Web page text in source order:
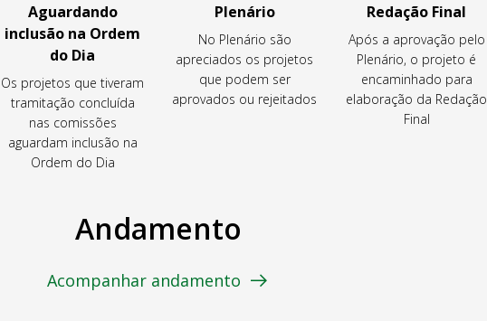
Aguardando
inclusão na Ordem
do Dia
Os projetos que tiveram
tramitação concluída
nas comissões
aguardam inclusão na
Ordem do Dia
Plenário
No Plenário são
apreciados os projetos
que podem ser
aprovados ou rejeitados
Redação Final
Após a aprovação pelo
Plenário, o projeto é
encaminhado para
elaboração da Redação
Final
Andamento
Acompanhar andamento